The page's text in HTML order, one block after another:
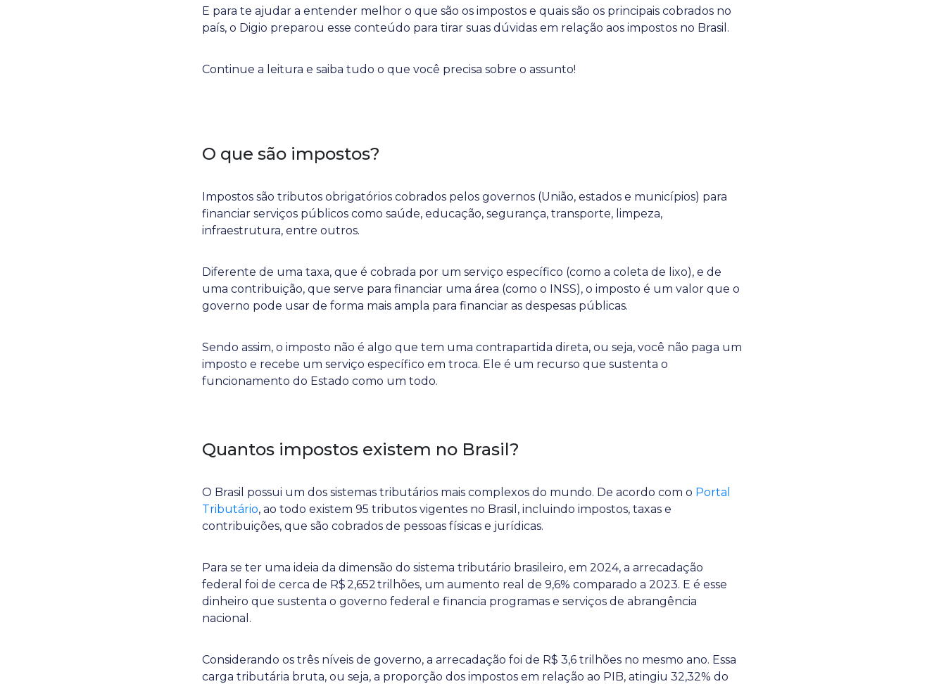
E para te ajudar a entender melhor o que são os impostos e quais são os principais cobrados no
país, o Digio preparou esse conteúdo para tirar suas dúvidas em relação aos impostos no Brasil.
Continue a leitura e saiba tudo o que você precisa sobre o assunto!
O que são impostos?
Impostos são tributos obrigatórios cobrados pelos governos (União, estados e municípios) para
financiar serviços públicos como saúde, educação, segurança, transporte, limpeza,
infraestrutura, entre outros.
Diferente de uma taxa, que é cobrada por um serviço específico (como a coleta de lixo), e de
uma contribuição, que serve para financiar uma área (como o INSS), o imposto é um valor que o
governo pode usar de forma mais ampla para financiar as despesas públicas.
Sendo assim, o imposto não é algo que tem uma contrapartida direta, ou seja, você não paga um
imposto e recebe um serviço específico em troca. Ele é um recurso que sustenta o
funcionamento do Estado como um todo.
Quantos impostos existem no Brasil?
O Brasil possui um dos sistemas tributários mais complexos do mundo. De acordo com o Portal
Tributário, ao todo existem 95 tributos vigentes no Brasil, incluindo impostos, taxas e
contribuições, que são cobrados de pessoas físicas e jurídicas.
Para se ter uma ideia da dimensão do sistema tributário brasileiro, em 2024, a arrecadação
federal foi de cerca de R$ 2,652 trilhões, um aumento real de 9,6% comparado a 2023. E é esse
dinheiro que sustenta o governo federal e financia programas e serviços de abrangência
nacional.
Considerando os três níveis de governo, a arrecadação foi de R$ 3,6 trilhões no mesmo ano. Essa
carga tributária bruta, ou seja, a proporção dos impostos em relação ao PIB, atingiu 32,32% do